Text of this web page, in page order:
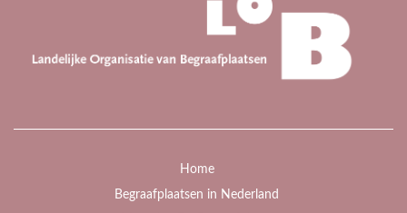
Home
Begraafplaatsen in Nederland